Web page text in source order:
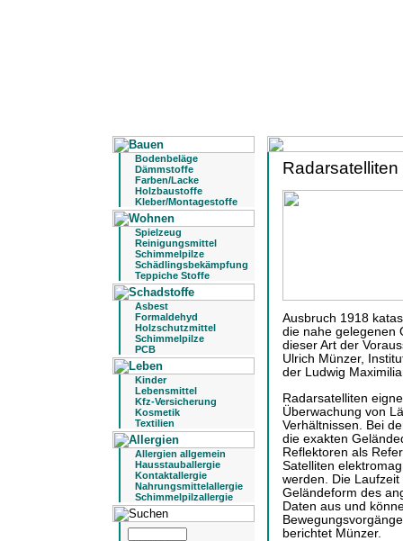
Bodenbeläge
Dämmstoffe
Farben/Lacke
Holzbaustoffe
Kleber/Montagestoffe
Spielzeug
Reinigungsmittel
Schimmelpilze
Schädlingsbekämpfung
Teppiche Stoffe
Asbest
Formaldehyd
Holzschutzmittel
Schimmelpilze
PCB
Kinder
Lebensmittel
Kfz-Versicherung
Kosmetik
Textilien
Allergien allgemein
Hausstauballergie
Kontaktallergie
Nahrungsmittelallergie
Schimmelpilzallergie
Ausbruch 1918
die nahe gelegenen
dieser Art der
Ulrich Münzer,
der Ludwig
Radarsatelliten
Überwachung von
Verhältnissen. Bei
die exakten
Reflektoren als
Satelliten
werden. Die
Geländeform des
Daten aus und
berichtet Münzer.